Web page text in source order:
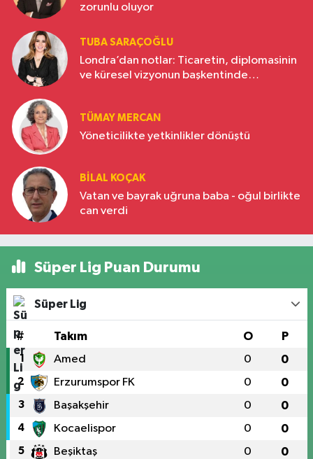
zorunlu oluyor
TUBA SARAÇOĞLU
Londra’dan notlar: Ticaretin, diplomasinin
ve küresel vizyonun başkentinde
TÜMAY MERCAN
Yöneticilikte yetkinlikler dönüştü
BILAL KOÇAK
Vatan ve bayrak uğruna baba - oğul birlikte
can verdi
Süper Lig Puan Durumu
Süper Lig
# Takım O P
1 Amed 0 0
2 Erzurumspor FK 0 0
3 Başakşehir 0 0
4 Kocaelispor 0 0
5 Beşiktaş 0 0